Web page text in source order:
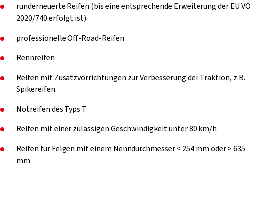
runderneuerte Reifen (bis eine entsprechende Erweiterung der EU VO
2020/740 erfolgt ist)
professionelle Off-Road-Reifen
Rennreifen
Reifen mit Zusatzvorrichtungen zur Verbesserung der Traktion, z.B.
Spikereifen
Notreifen des Typs T
Reifen mit einer zulässigen Geschwindigkeit unter 80 km/h
Reifen für Felgen mit einem Nenndurchmesser ≤ 254 mm oder ≥ 635
mm